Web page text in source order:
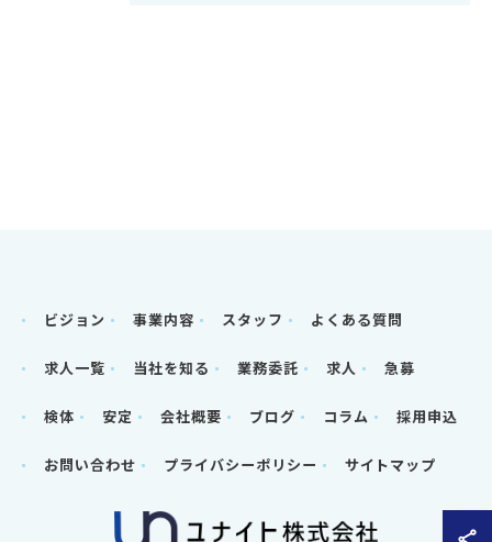
ビジョン 事業内容 スタッフ よくある質問
求人一覧 当社を知る 業務委託 求人 急募
検体 安定 会社概要 ブログ コラム 採用申込
お問い合わせ プライバシーポリシー サイトマップ